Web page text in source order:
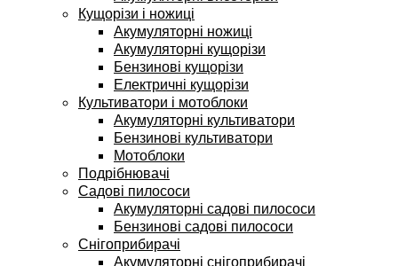
Кущорізи і ножиці
Акумуляторні ножиці
Акумуляторні кущорізи
Бензинові кущорізи
Електричні кущорізи
Культиватори і мотоблоки
Акумуляторні культиватори
Бензинові культиватори
Мотоблоки
Подрібнювачі
Садові пилососи
Акумуляторні садові пилососи
Бензинові садові пилососи
Снігоприбирачі
Акумуляторні снігоприбирачі